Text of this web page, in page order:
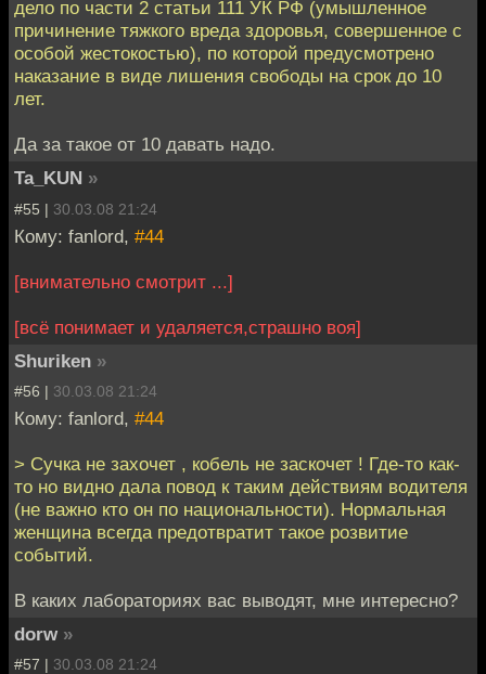
дело по части 2 статьи 111 УК РФ (умышленное
причинение тяжкого вреда здоровья, совершенное с
особой жестокостью), по которой предусмотрено
наказание в виде лишения свободы на срок до 10
лет.
Да за такое от 10 давать надо.
Ta_KUN »
#55 | 30.03.08 21:24
Кому: fanlord, #44
[внимательно смотрит ...]
[всё понимает и удаляется,страшно воя]
Shuriken »
#56 | 30.03.08 21:24
Кому: fanlord, #44
> Сучка не захочет , кобель не заскочет ! Где-то как-
то но видно дала повод к таким действиям водителя
(не важно кто он по национальности). Нормальная
женщина всегда предотвратит такое розвитие
событий.
В каких лабораториях вас выводят, мне интересно?
dorw »
#57 | 30.03.08 21:24